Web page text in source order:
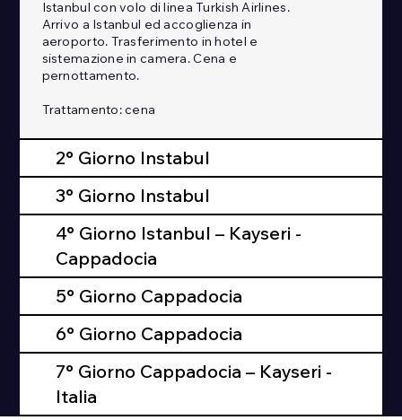
Istanbul con volo di linea Turkish Airlines.
Arrivo a Istanbul ed accoglienza in
aeroporto. Trasferimento in hotel e
sistemazione in camera. Cena e
pernottamento.
Trattamento: cena
2° Giorno Instabul
3° Giorno Instabul
4° Giorno Istanbul – Kayseri -
Cappadocia
5° Giorno Cappadocia
6° Giorno Cappadocia
7° Giorno Cappadocia – Kayseri -
Italia